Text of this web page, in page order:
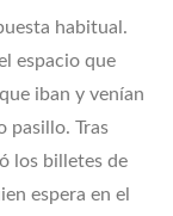
habitual.
espacio que
iban y venían
pasillo. Tras
los billetes de
espera en el